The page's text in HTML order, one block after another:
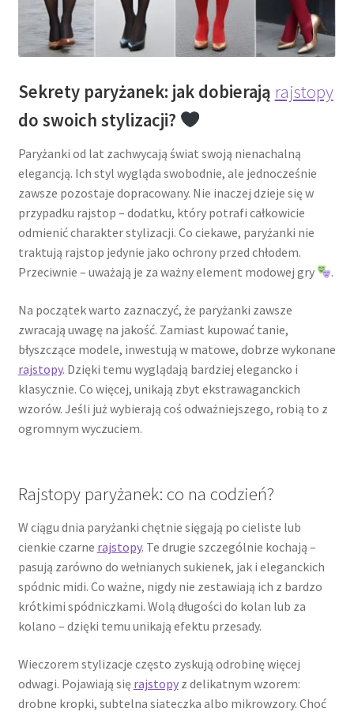
Sekrety paryżanek: jak dobierają rajstopy
do swoich stylizacji?
Paryżanki od lat zachwycają świat swoją nienachalną
elegancją. Ich styl wygląda swobodnie, ale jednocześnie
zawsze pozostaje dopracowany. Nie inaczej dzieje się w
przypadku rajstop – dodatku, który potrafi całkowicie
odmienić charakter stylizacji. Co ciekawe, paryżanki nie
traktują rajstop jedynie jako ochrony przed chłodem.
Przeciwnie – uważają je za ważny element modowej gry
.
Na początek warto zaznaczyć, że paryżanki zawsze
zwracają uwagę na jakość. Zamiast kupować tanie,
błyszczące modele, inwestują w matowe, dobrze wykonane
rajstopy. Dzięki temu wyglądają bardziej elegancko i
klasycznie. Co więcej, unikają zbyt ekstrawaganckich
wzorów. Jeśli już wybierają coś odważniejszego, robią to z
ogromnym wyczuciem.
Rajstopy paryżanek: co na codzień?
W ciągu dnia paryżanki chętnie sięgają po cieliste lub
cienkie czarne rajstopy. Te drugie szczególnie kochają –
pasują zarówno do wełnianych sukienek, jak i eleganckich
spódnic midi. Co ważne, nigdy nie zestawiają ich z bardzo
krótkimi spódniczkami. Wolą długości do kolan lub za
kolano – dzięki temu unikają efektu przesady.
Wieczorem stylizacje często zyskują odrobinę więcej
odwagi. Pojawiają się rajstopyz delikatnym wzorem:
drobne kropki, subtelna siateczka albo mikrowzory. Choć